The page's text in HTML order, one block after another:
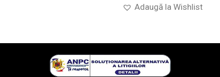
Adaugă la Wishlist